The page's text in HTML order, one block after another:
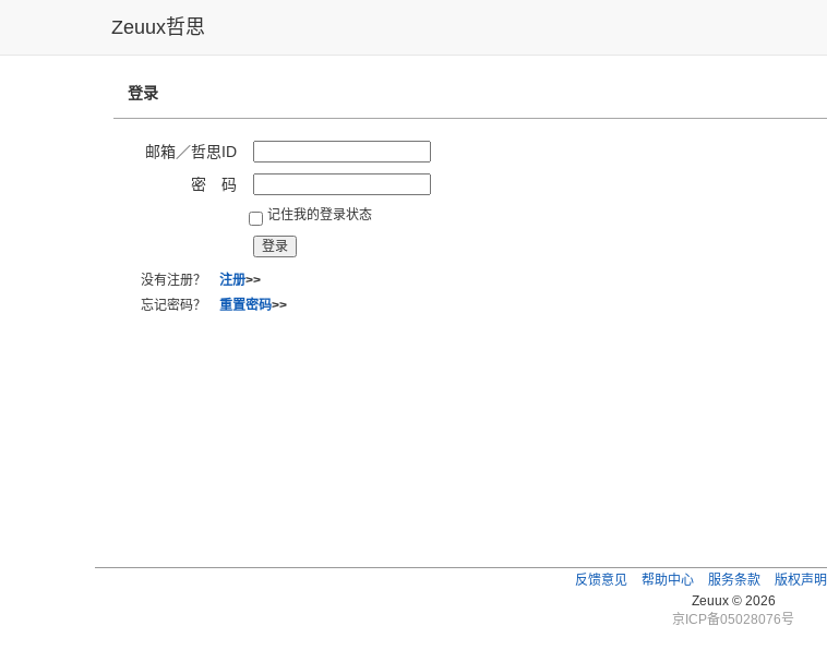
Zeuux哲思
登录
邮箱／哲思ID
密 码
记住我的登录状态
没有注册？ 注册>>
忘记密码？ 重置密码>>
反馈意见 帮助中心 服务条款 版权声明
Zeuux © 2026
京ICP备05028076号